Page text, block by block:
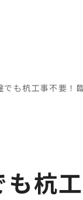
でも杭工事不要！
杭